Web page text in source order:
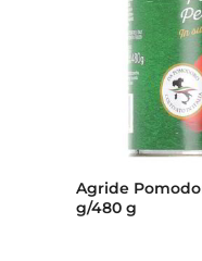
Agride
g/480 g